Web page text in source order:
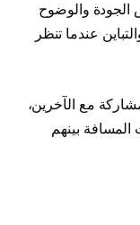
الجودة والوضوح
عندما تنظر
مع الآخرين،
المسافة بينهم